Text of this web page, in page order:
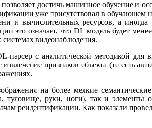
достичь машинное обучение и
уже присутствовал в
и вычислительных ресурсов, а
это означает, что DL-модель будет
видеонаблюдения.
с аналитической методикой для
признаков объекта (то есть
на более мелкие
туловище, руки, ноги), так и
реидентификации. Как показали